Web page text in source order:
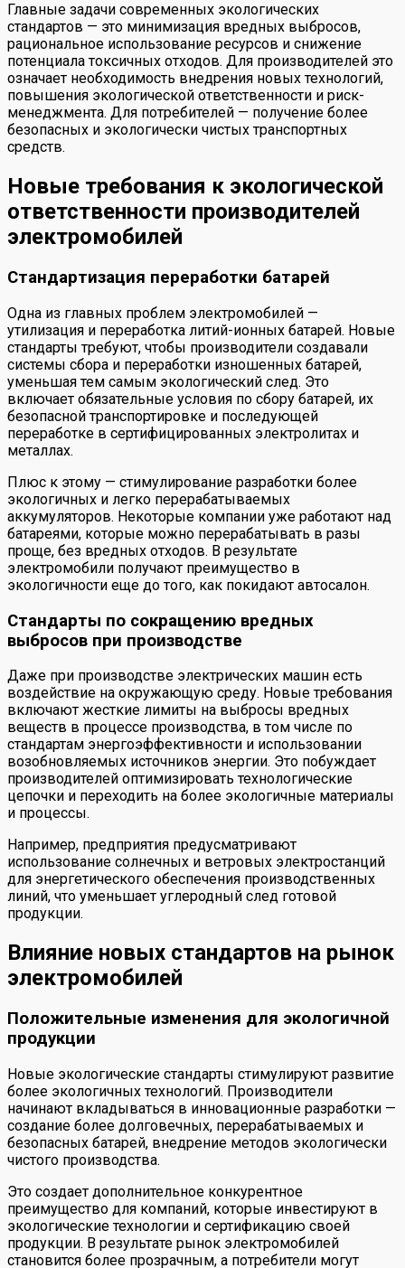
Главные задачи современных экологических
стандартов — это минимизация вредных выбросов,
рациональное использование ресурсов и снижение
потенциала токсичных отходов. Для производителей это
означает необходимость внедрения новых технологий,
повышения экологической ответственности и риск-
менеджмента. Для потребителей — получение более
безопасных и экологически чистых транспортных
средств.
Новые требования к экологической
ответственности производителей
электромобилей
Стандартизация переработки батарей
Одна из главных проблем электромобилей —
утилизация и переработка литий-ионных батарей. Новые
стандарты требуют, чтобы производители создавали
системы сбора и переработки изношенных батарей,
уменьшая тем самым экологический след. Это
включает обязательные условия по сбору батарей, их
безопасной транспортировке и последующей
переработке в сертифицированных электролитах и
металлах.
Плюс к этому — стимулирование разработки более
экологичных и легко перерабатываемых
аккумуляторов. Некоторые компании уже работают над
батареями, которые можно перерабатывать в разы
проще, без вредных отходов. В результате
электромобили получают преимущество в
экологичности еще до того, как покидают автосалон.
Стандарты по сокращению вредных
выбросов при производстве
Даже при производстве электрических машин есть
воздействие на окружающую среду. Новые требования
включают жесткие лимиты на выбросы вредных
веществ в процессе производства, в том числе по
стандартам энергоэффективности и использовании
возобновляемых источников энергии. Это побуждает
производителей оптимизировать технологические
цепочки и переходить на более экологичные материалы
и процессы.
Например, предприятия предусматривают
использование солнечных и ветровых электростанций
для энергетического обеспечения производственных
линий, что уменьшает углеродный след готовой
продукции.
Влияние новых стандартов на рынок
электромобилей
Положительные изменения для экологичной
продукции
Новые экологические стандарты стимулируют развитие
более экологичных технологий. Производители
начинают вкладываться в инновационные разработки —
создание более долговечных, перерабатываемых и
безопасных батарей, внедрение методов экологически
чистого производства.
Это создает дополнительное конкурентное
преимущество для компаний, которые инвестируют в
экологические технологии и сертификацию своей
продукции. В результате рынок электромобилей
становится более прозрачным, а потребители могут